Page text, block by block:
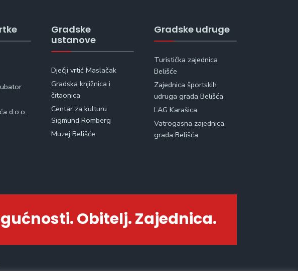
d.o.o.
Gradske
ustanove
Dječji vrtić Maslačak
Gradska knjižnica i
čitaonica
Centar za kulturu
Sigmund Romberg
Muzej Belišće
Gradske udruge
Turistička zajednica
Belišće
Zajednica športskih
udruga grada Belišća
LAG Karašica
Vatrogasna zajednica
grada Belišća
Obitelj. Zajednica.